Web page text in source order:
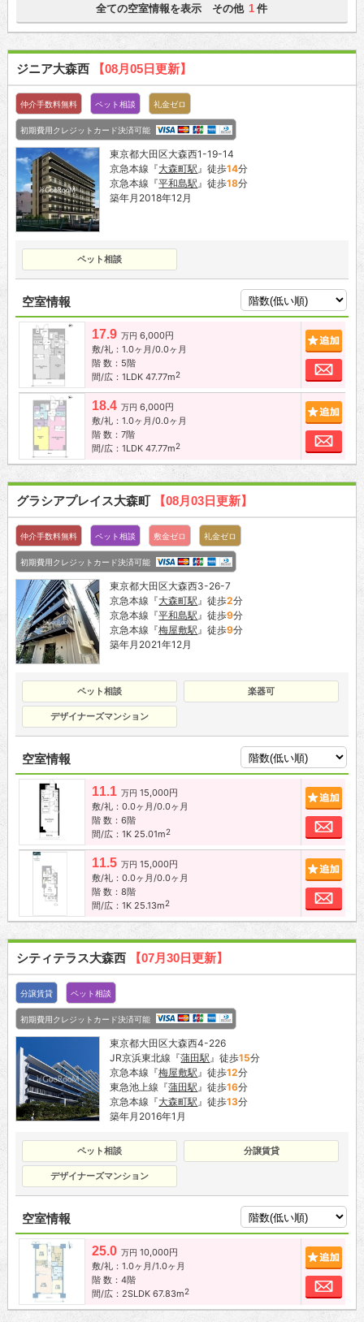
全ての空室情報を表示 その他 1 件
ジニア大森西 【08月05日更新】
仲介手数料無料 ペット相談 礼金ゼロ
初期費用クレジットカード決済可能
東京都大田区大森西1-19-14
京急本線『大森町駅』徒歩14分
京急本線『平和島駅』徒歩18分
築年月2018年12月
ペット相談
空室情報
17.9 万円 6,000円
敷/礼：1.0ヶ月/0.0ヶ月
階 数：5階
間/広：1LDK 47.77m2
お
18.4 万円 6,000円
敷/礼：1.0ヶ月/0.0ヶ月
階 数：7階
間/広：1LDK 47.77m2
お
グラシアプレイス大森町 【08月03日更新】
仲介手数料無料 ペット相談 敷金ゼロ 礼金ゼロ
初期費用クレジットカード決済可能
東京都大田区大森西3-26-7
京急本線『大森町駅』徒歩2分
京急本線『平和島駅』徒歩9分
京急本線『梅屋敷駅』徒歩9分
築年月2021年12月
ペット相談 楽器可
デザイナーズマンション
空室情報
11.1 万円 15,000円
敷/礼：0.0ヶ月/0.0ヶ月
階 数：6階
間/広：1K 25.01m2
お
11.5 万円 15,000円
敷/礼：0.0ヶ月/0.0ヶ月
階 数：8階
間/広：1K 25.13m2
お
シティテラス大森西 【07月30日更新】
分譲賃貸 ペット相談
初期費用クレジットカード決済可能
東京都大田区大森西4-226
JR京浜東北線『蒲田駅 』徒歩15分
京急本線『梅屋敷駅 』徒歩12分
東急池上線『蒲田駅 』徒歩16分
京急本線『大森町駅 』徒歩13分
築年月2016年1月
ペット相談 分譲賃貸
デザイナーズマンション
空室情報
25.0 万円 10,000円
敷/礼：1.0ヶ月/1.0ヶ月
階 数：4階
間/広：2SLDK 67.83m2
追加
お